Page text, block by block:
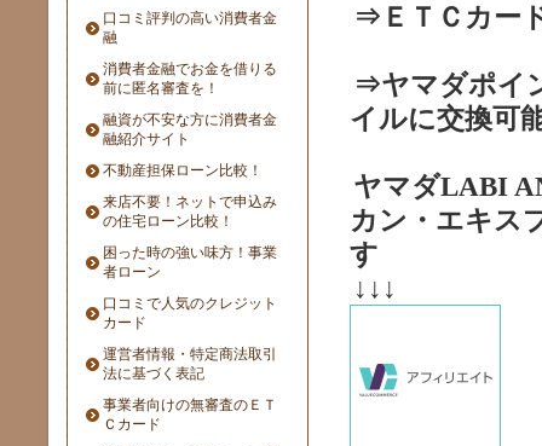
⇒ＥＴＣカー
⇒ヤマダポイ
イルに交換可
ヤマダLABI
カン・エキス
す
↓↓↓
口コミ評判の高い消費者金
融
消費者金融でお金を借りる
前に匿名審査を！
融資が不安な方に消費者金
融紹介サイト
不動産担保ローン比較！
来店不要！ネットで申込み
の住宅ローン比較！
困った時の強い味方！事業
者ローン
口コミで人気のクレジット
カード
運営者情報・特定商法取引
法に基づく表記
事業者向けの無審査のＥＴ
Ｃカード